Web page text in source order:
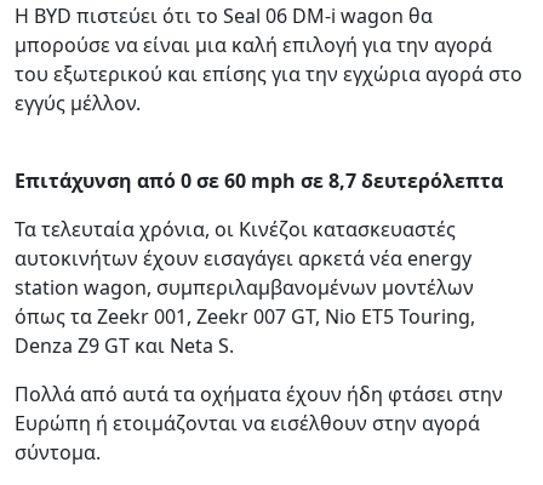
Η BYD πιστεύει ότι το Seal 06 DM-i wagon θα
μπορούσε να είναι μια καλή επιλογή για την αγορά
του εξωτερικού και επίσης για την εγχώρια αγορά στο
εγγύς μέλλον.
Επιτάχυνση από 0 σε 60 mph σε 8,7 δευτερόλεπτα
Τα τελευταία χρόνια, οι Κινέζοι κατασκευαστές
αυτοκινήτων έχουν εισαγάγει αρκετά νέα energy
station wagon, συμπεριλαμβανομένων μοντέλων
όπως τα Zeekr 001, Zeekr 007 GT, Nio ET5 Touring,
Denza Z9 GT και Neta S.
Πολλά από αυτά τα οχήματα έχουν ήδη φτάσει στην
Ευρώπη ή ετοιμάζονται να εισέλθουν στην αγορά
σύντομα.